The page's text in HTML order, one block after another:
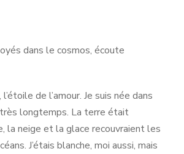
dans le cosmos, écoute
de l’amour. Je suis née dans
très longtemps. La terre était
la neige et la glace recouvraient les
J’étais blanche, moi aussi, mais